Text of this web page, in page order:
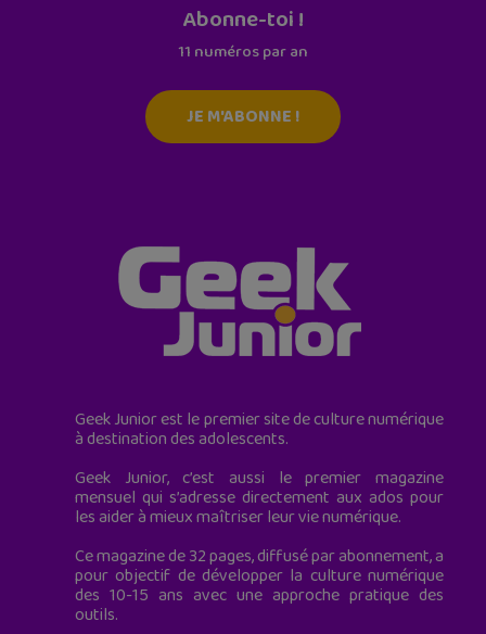
Abonne-toi !
11 numéros par an
JE M'ABONNE !
Geek Junior est le premier site de culture numérique
à destination des adolescents.
Geek Junior, c’est aussi le premier magazine
mensuel qui s’adresse directement aux ados pour
les aider à mieux maîtriser leur vie numérique.
Ce magazine de 32 pages, diffusé par abonnement, a
pour objectif de développer la culture numérique
des 10-15 ans avec une approche pratique des
outils.